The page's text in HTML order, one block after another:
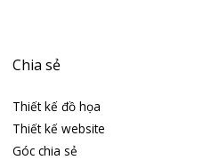
Chia sẻ
Thiết kế đồ họa
Thiết kế website
Góc chia sẻ